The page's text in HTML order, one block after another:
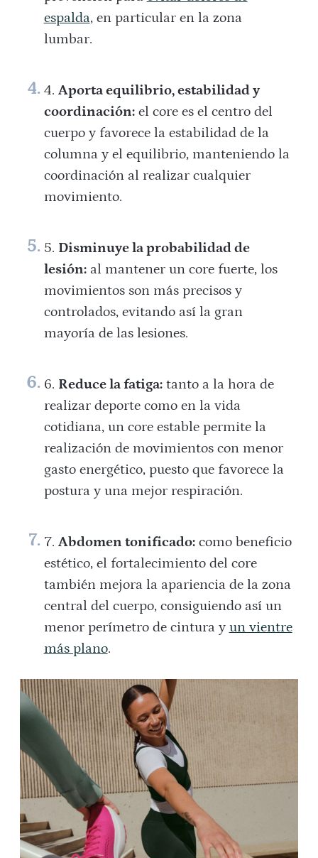
espalda, en particular en la zona
lumbar.
Aporta equilibrio, estabilidad y
coordinación:el core es el centro del
cuerpo y favorece la estabilidad de la
columna y el equilibrio, manteniendo la
coordinación al realizar cualquier
movimiento.
Disminuye la probabilidad de
lesión:al mantener un core fuerte, los
movimientos son más precisos y
controlados, evitando así la gran
mayoría de las lesiones.
Reduce la fatiga:tanto a la hora de
realizar deporte como en la vida
cotidiana, un core estable permite la
realización de movimientos con menor
gasto energético, puesto que favorece la
postura y una mejor respiración.
Abdomen tonificado:como beneficio
estético, el fortalecimiento del core
también mejora la apariencia de la zona
central del cuerpo, consiguiendo así un
menor perímetro de cintura y un vientre
más plano.